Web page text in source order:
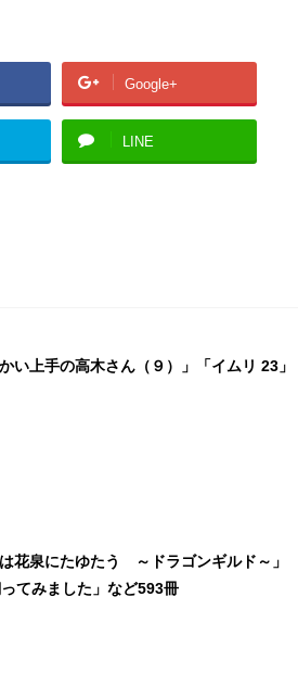
Google+
LINE
上手の高木さん（９）」「イムリ 23」
花泉にたゆたう ～ドラゴンギルド～」
てみました」など593冊